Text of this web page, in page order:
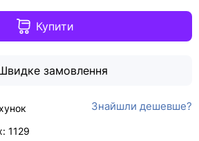
Купити
замовлення
Знайшли дешевше?
1129